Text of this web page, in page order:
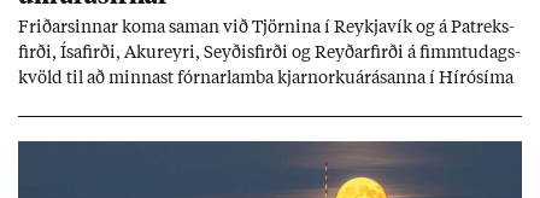
Frið­arsinn­ar koma sam­an við Tjörn­ina í Reykja­vík og á Pat­reks­
firði, Ísa­firði, Ak­ur­eyri, Seyð­is­firði og Reyð­ar­firði á fimmtu­dags­
kvöld til að minn­ast fórn­ar­lamba kjarn­orku­árás­anna í Hírósíma